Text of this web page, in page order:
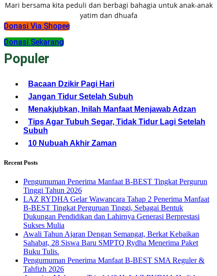
Mari bersama kita peduli dan berbagi bahagia untuk anak-anak
yatim dan dhuafa
Donasi Via Shopee
Donasi Sekarang
Populer
Bacaan Dzikir Pagi Hari
Jangan Tidur Setelah Subuh
Menakjubkan, Inilah Manfaat Menjawab Adzan
Tips Agar Tubuh Segar, Tidak Tidur Lagi Setelah
Subuh
10 Nubuah Akhir Zaman
Recent Posts
Pengumuman Penerima Manfaat B-BEST Tingkat Pergurun
Tinggi Tahun 2026
LAZ RYDHA Gelar Wawancara Tahap 2 Penerima Manfaat
B-BEST Tingkat Perguruan Tinggi, Sebagai Bentuk
Dukungan Pendidikan dan Lahirnya Generasi Berprestasi
Sukses Mulia
Awali Tahun Ajaran Dengan Semangat, Berkat Kebaikan
Sahabat, 28 Siswa Baru SMPTQ Rydha Menerima Paket
Buku Tulis.
Pengumuman Penerima Manfaat B-BEST SMA Reguler &
Tahfizh 2026